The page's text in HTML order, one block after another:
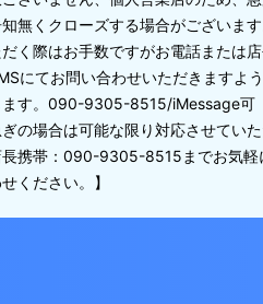
無くクローズする場合がございま
だく際はお手数ですがお電話または
にてお問い合わせいただきますよ
ます。090-9305-8515/iMessage可
ぎの場合は可能な限り対応させてい
長携帯：090-9305-8515までお気軽
ください。】